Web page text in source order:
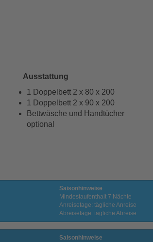
Ausstattung
1 Doppelbett 2 x 80 x 200
1 Doppelbett 2 x 90 x 200
Bettwäsche und Handtücher
optional
Saisonhinweise
Mindestaufenthalt 7 Nächte
Anreisetage: tägliche Anreise
Abreisetage: tägliche Abreise
Saisonhinweise